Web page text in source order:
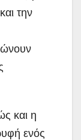
την
και η
ενός